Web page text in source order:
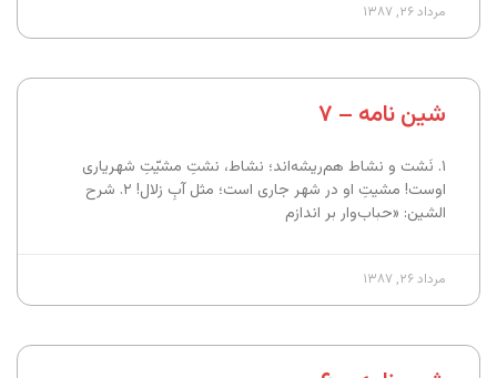
مرداد ۲۶, ۱۳۸۷
شین نامه – ۷
۱. نَشت و نشاط هم‌ریشه‌اند؛ نشاط، نشتِ مشیّتِ شهریاری
اوست! مشیتِ او در شهر جاری است؛ مثل آبِ زلال! ۲. شرح
الشین: «حباب‌وار بر اندازم
مرداد ۲۶, ۱۳۸۷